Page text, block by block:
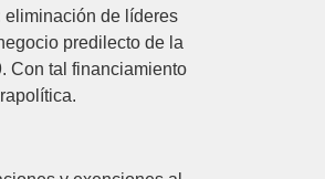
eliminación de líderes
predilecto de la
Con tal financiamiento